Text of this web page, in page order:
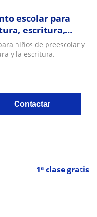
escolar para
escritura,
otras
niños de preescolar y
y la escritura.
Contactar
1ª clase gratis